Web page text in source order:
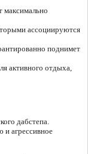
максимально
ассоциируются
поднимет
активного отдыха,
дабстепа.
агрессивное